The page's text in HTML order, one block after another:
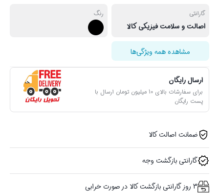
گارانتی
اصالت و سلامت فیزیکی کالا
رنگ
مشاهده همه ویژگی‌ها
ارسال رایگان
برای سفارشات بالای 10 میلیون تومان ارسال با
پست رایگان
ضمانت اصالت کالا
گارانتی بازگشت وجه
3 روز گارانتی بازگشت کالا در صورت خرابی